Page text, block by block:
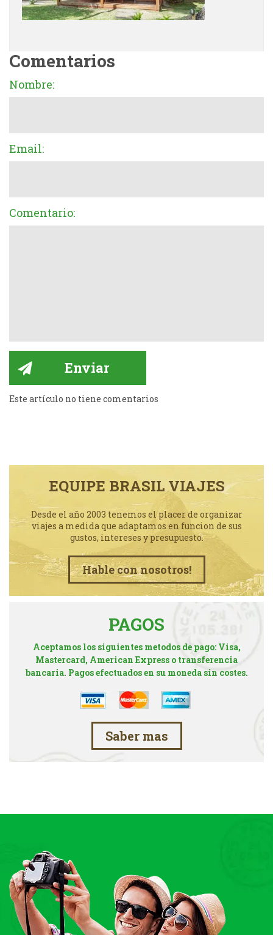
Comentarios
Nombre:
Email:
Comentario:
Este artículo no tiene comentarios
EQUIPE BRASIL VIAJES
Desde el año 2003 tenemos el placer de organizar
viajes a medida que adaptamos en funcion de sus
gustos, intereses y presupuesto.
Hable con nosotros!
PAGOS
Aceptamos los siguientes metodos de pago: Visa,
Mastercard, American Express o transferencia
bancaria. Pagos efectuados en su moneda sin costes.
Saber mas